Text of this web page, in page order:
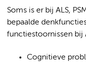
Soms is er bij ALS,
bepaalde
functiestoornissen bij
Cognitieve